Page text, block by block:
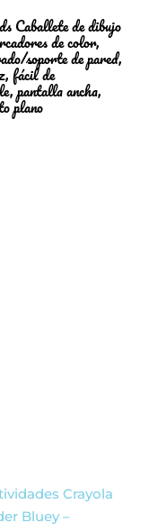
Caballete de dibujo
de color,
soporte de pared,
fácil de
pantalla ancha,
plano